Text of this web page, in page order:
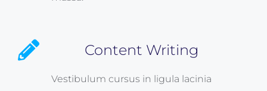
Content Writing
Vestibulum cursus in ligula lacinia